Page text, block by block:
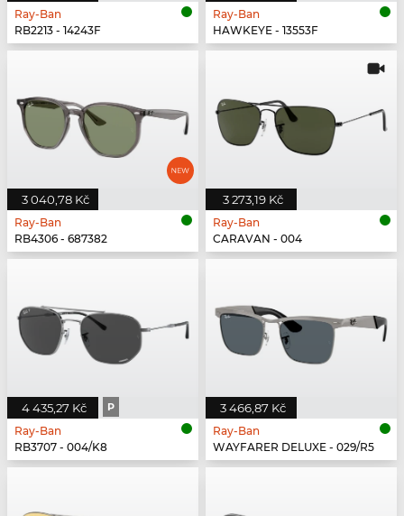
Ray-Ban
RB2213 - 14243F
Ray-Ban
HAWKEYE - 13553F
3 040,78 Kč
Ray-Ban
RB4306 - 687382
3 273,19 Kč
Ray-Ban
CARAVAN - 004
4 435,27 Kč P
Ray-Ban
RB3707 - 004/K8
3 466,87 Kč
Ray-Ban
WAYFARER DELUXE - 029/R5